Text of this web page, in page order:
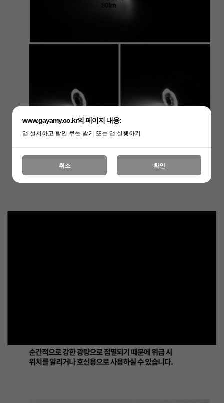
www.gayamy.co.kr의 페이지 내용:
앱 설치하고 할인 쿠폰 받기 또는 앱 실행하기
취소 확인